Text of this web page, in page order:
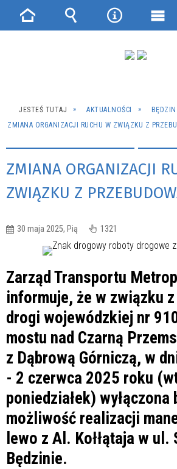
JESTEŚ TUTAJ AKTUALNOŚCI
BĘDZIN
ZMIANA ORGANIZACJI RUCHU W ZWIĄZKU Z
ZMIANA ORGANIZACJI
ZWIĄZKU Z
30 maja 2025, Pią 1321
Zarząd Transportu
informuje, że w związku
drogi wojewódzkiej nr
mostu nad Czarną
z Dąbrową Górniczą, w
- 2 czerwca 2025 roku
poniedziałek) wyłączona
możliwość realizacji
lewo z Al. Kołłątaja w
Będzinie.
Strona Wyszukiwarka
Narzędzia